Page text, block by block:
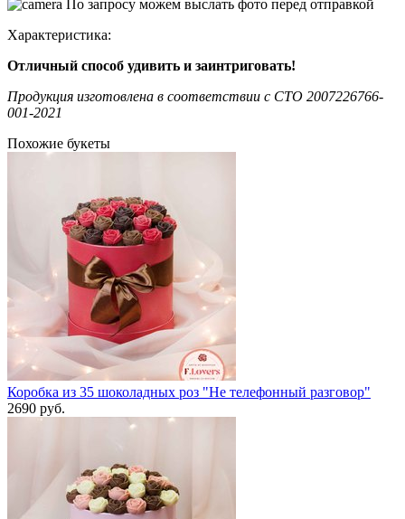
По запросу можем выслать фото перед отправкой
Характеристика:
Отличный способ удивить и заинтриговать!
Продукция изготовлена в соответствии c СТО 2007226766-
001-2021
Похожие букеты
Коробка из 35 шоколадных роз "Не телефонный разговор"
2690 руб.